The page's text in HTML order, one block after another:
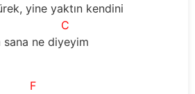
yine yaktın kendini
C
sana ne diyeyim
F